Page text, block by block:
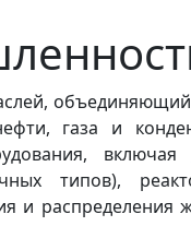
объединяющий
газа и
включая
типов),
и распределения